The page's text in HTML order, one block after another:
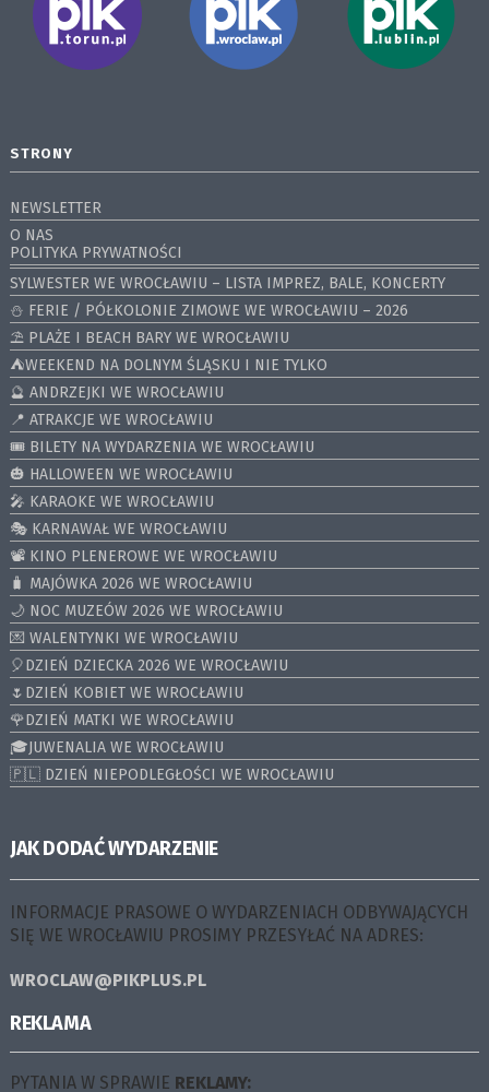
STRONY
NEWSLETTER
O NAS
POLITYKA PRYWATNOŚCI
SYLWESTER WE WROCŁAWIU – LISTA IMPREZ, BALE, KONCERTY
⛄️ FERIE / PÓŁKOLONIE ZIMOWE WE WROCŁAWIU – 2026
⛱️ PLAŻE I BEACH BARY WE WROCŁAWIU
⛺️WEEKEND NA DOLNYM ŚLĄSKU I NIE TYLKO
🔮 ANDRZEJKI WE WROCŁAWIU
📍 ATRAKCJE WE WROCŁAWIU
🎟️ BILETY NA WYDARZENIA WE WROCŁAWIU
🎃 HALLOWEEN WE WROCŁAWIU
🎤 KARAOKE WE WROCŁAWIU
🎭 KARNAWAŁ WE WROCŁAWIU
📽️ KINO PLENEROWE WE WROCŁAWIU
🧳 MAJÓWKA 2026 WE WROCŁAWIU
🌙 NOC MUZEÓW 2026 WE WROCŁAWIU
💌 WALENTYNKI WE WROCŁAWIU
🎈DZIEŃ DZIECKA 2026 WE WROCŁAWIU
🌷DZIEŃ KOBIET WE WROCŁAWIU
🌹DZIEŃ MATKI WE WROCŁAWIU
🎓JUWENALIA WE WROCŁAWIU
🇵🇱 DZIEŃ NIEPODLEGŁOŚCI WE WROCŁAWIU
JAK DODAĆ WYDARZENIE
INFORMACJE PRASOWE O WYDARZENIACH ODBYWAJĄCYCH
SIĘ WE WROCŁAWIU PROSIMY PRZESYŁAĆ NA ADRES:
WROCLAW@PIKPLUS.PL
REKLAMA
PYTANIA W SPRAWIE REKLAMY: